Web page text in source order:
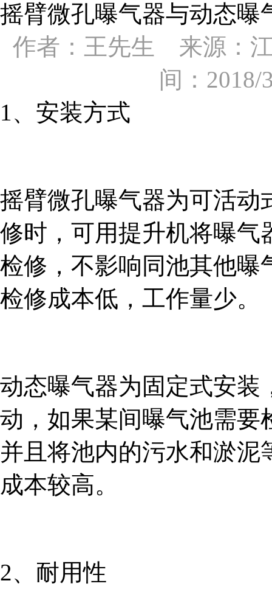
摇臂微孔曝气器与动态曝
作者：王先生 来源：
间：
1、安装方式
摇臂微孔曝气器为可活动
修时，可用提升机将曝气
检修，不影响同池其他曝
检修成本低，工作量少。
动态曝气器为固定式安装
动，如果某间曝气池需要
并且将池内的污水和淤
成本较高。
2、耐用性